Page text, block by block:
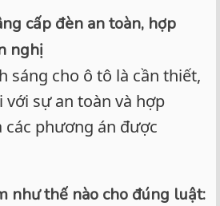
cấp đèn an toàn, hợp
nghị
sáng cho ô tô là cần thiết,
sự an toàn và hợp
các phương án được
như thế nào cho đúng luật: